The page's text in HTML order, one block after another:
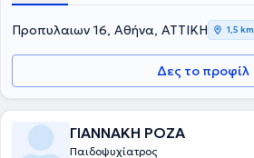
Προπυλαιων 16, Αθήνα, ΑΤΤΙΚΗ 1,5 km
Δες το προφίλ
ΓΙΑΝΝΑΚΗ ΡΟΖΑ
Παιδοψυχίατρος